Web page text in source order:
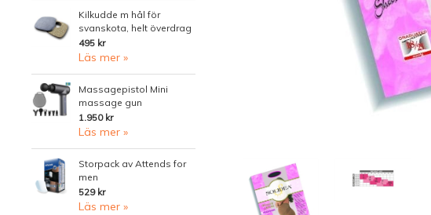
Kilkudde m hål för
svanskota, helt överdrag
495 kr
Läs mer »
Massagepistol Mini
massage gun
1.950 kr
Läs mer »
Storpack av Attends for
men
529 kr
Läs mer »